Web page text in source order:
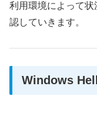
利用環境によって
認していきます。
Windows